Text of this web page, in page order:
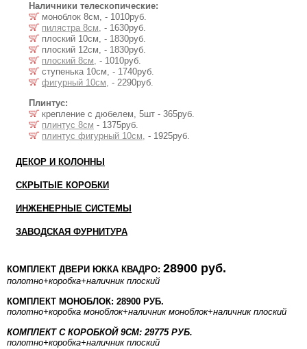
Наличники телескопические:
моноблок 8см, - 1010руб.
пилястра 8см, - 1630руб.
плоский 10см, - 1830руб.
плоский 12см, - 1830руб.
плоский 8см, - 1010руб.
ступенька 10см, - 1740руб.
фигурный 10см, - 2290руб.
Плинтус:
крепление с дюбелем, 5шт - 365руб.
плинтус 8см - 1375руб.
плинтус фигурный 10см, - 1925руб.
ДЕКОР И КОЛОННЫ
СКРЫТЫЕ КОРОБКИ
ИНЖЕНЕРНЫЕ СИСТЕМЫ
ЗАВОДСКАЯ ФУРНИТУРА
КОМПЛЕКТ ДВЕРИ ЮККА КВАДРО: 28900 руб.
полотно+коробка+наличник плоский
КОМПЛЕКТ МОНОБЛОК: 28900 РУБ.
полотно+коробка моноблок+наличник моноблок+наличник плоский
КОМПЛЕКТ С КОРОБКОЙ 9СМ: 29775 РУБ.
полотно+коробка+наличник плоский